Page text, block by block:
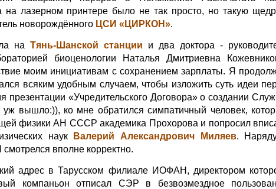
на лазерном принтере было не так просто, но такую
новорождённого ЦСИ «ЦИРКОН».
на Тянь-Шанской станции и два доктора -
биоценологии Наталья Дмитриевна
моим инициативам с сохранением зарплаты. Я
всяким удобным случаем, чтобы изложить суть идеи
презентации «Учредительского Договора» о создании
вышло:)), ко мне обратился симпатичный человек,
физики АН СССР академика Прохорова и попросил
наук
Валерий Александрович Миляев.
вполне корректно.
адрес в Тарусском филиале ИОФАН, директором
компаньон отписал СЭР в безвозмездное